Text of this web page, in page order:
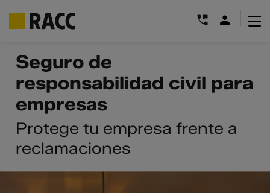
contenido
Seguro de
responsabilidad civil para
empresas
Protege tu empresa frente a
reclamaciones